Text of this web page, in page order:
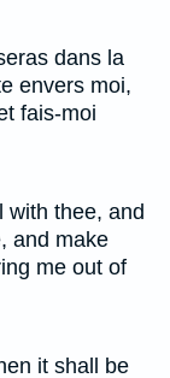
dans la
envers moi,
fais-moi
with thee, and
and make
me out of
it shall be